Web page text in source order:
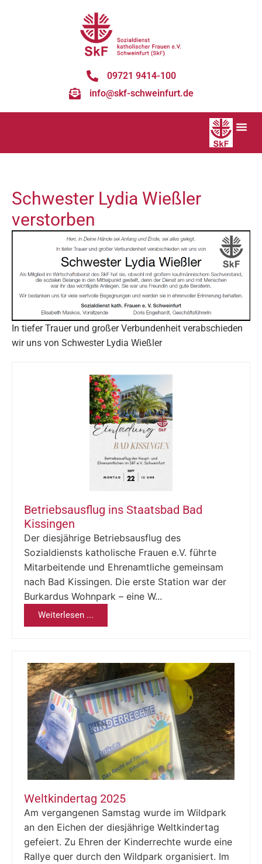
09721 9414-100
info@skf-schweinfurt.de
Schwester Lydia Wießler
verstorben
In tiefer Trauer und großer Verbundenheit verabschieden
wir uns von Schwester Lydia Wießler
Betriebsausflug ins Staatsbad Bad
Kissingen
Der diesjährige Betriebsausflug des
Sozialdiensts katholische Frauen e.V. führte
Mitarbeitende und Ehrenamtliche gemeinsam
nach Bad Kissingen. Die erste Station war der
Burkardus Wohnpark – eine W...
Weiterlesen ...
Weltkindertag 2025
Am vergangenen Samstag wurde im Wildpark
an den Eichen der diesjährige Weltkindertag
gefeiert. Zu Ehren der Kinderrechte wurde eine
Rallye quer durch den Wildpark organisiert. Im